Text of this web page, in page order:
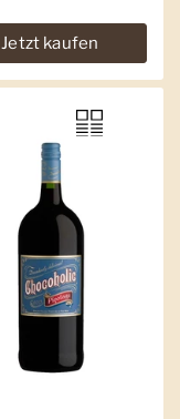
Jetzt kaufen